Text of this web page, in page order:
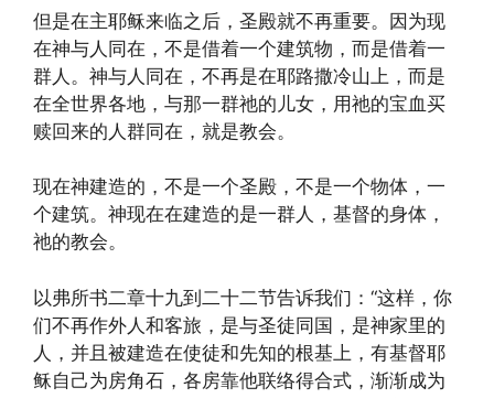
但是在主耶稣来临之后，圣殿就不再重要。因为现
在神与人同在，不是借着一个建筑物，而是借着一
群人。神与人同在，不再是在耶路撒冷山上，而是
在全世界各地，与那一群祂的儿女，用祂的宝血买
赎回来的人群同在，就是教会。
现在神建造的，不是一个圣殿，不是一个物体，一
个建筑。神现在在建造的是一群人，基督的身体，
祂的教会。
以弗所书二章十九到二十二节告诉我们：“这样，你
们不再作外人和客旅，是与圣徒同国，是神家里的
人，并且被建造在使徒和先知的根基上，有基督耶
稣自己为房角石，各房靠他联络得合式，渐渐成为